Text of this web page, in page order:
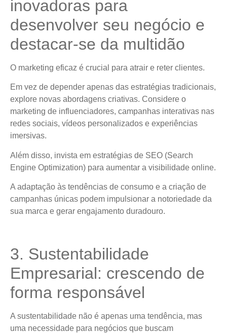
inovadoras para
desenvolver seu negócio e
destacar-se da multidão
O marketing eficaz é crucial para atrair e reter clientes.
Em vez de depender apenas das estratégias tradicionais,
explore novas abordagens criativas. Considere o
marketing de influenciadores, campanhas interativas nas
redes sociais, vídeos personalizados e experiências
imersivas.
Além disso, invista em estratégias de SEO (Search
Engine Optimization) para aumentar a visibilidade online.
A adaptação às tendências de consumo e a criação de
campanhas únicas podem impulsionar a notoriedade da
sua marca e gerar engajamento duradouro.
3. Sustentabilidade
Empresarial: crescendo de
forma responsável
A sustentabilidade não é apenas uma tendência, mas
uma necessidade para negócios que buscam